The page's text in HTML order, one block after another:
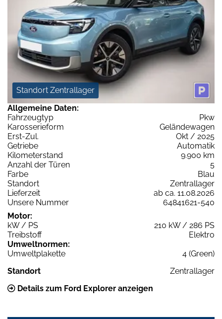
Standort Zentrallager
Allgemeine Daten:
Fahrzeugtyp
Pkw
Karosserieform
Geländewagen
Erst-Zul.
Okt / 2025
Getriebe
Automatik
Kilometerstand
9.900 km
Anzahl der Türen
5
Farbe
Blau
Standort
Zentrallager
Lieferzeit
ab ca. 11.08.2026
Unsere Nummer
64841621-540
Motor:
kW / PS
210 kW / 286 PS
Treibstoff
Elektro
Umweltnormen:
Umweltplakette
4 (Green)
Standort
Zentrallager
Details zum Ford Explorer anzeigen